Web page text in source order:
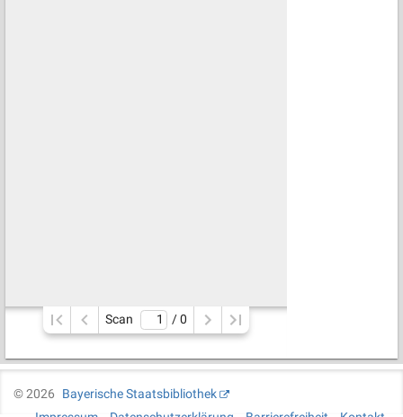
Scan / 0
©2026
Bayerische Staatsbibliothek